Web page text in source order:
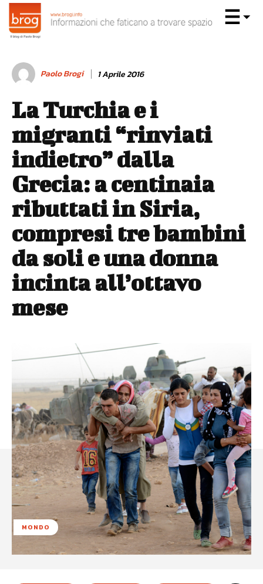
Paolo Brogi 1 Aprile 2016
La Turchia e i
migranti “rinviati
indietro” dalla
Grecia: a centinaia
ributtati in Siria,
compresi tre bambini
da soli e una donna
incinta all’ottavo
mese
MONDO